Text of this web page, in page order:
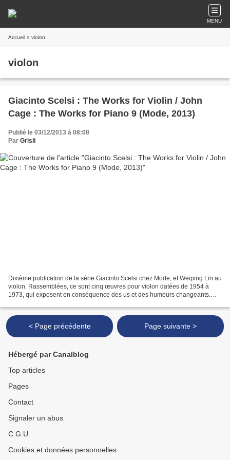
MENU
Accueil » violon
violon
Giacinto Scelsi : The Works for Violin / John
Cage : The Works for Piano 9 (Mode, 2013)
Publié le 03/12/2013 à 08:08
Par Grisli
Dixième publication de la série Giacinto Scelsi chez Mode, et Weiping Lin au
violon. Rassemblées, ce sont cinq œuvres pour violon datées de 1954 à
1973, qui exposent en conséquence des us et des humeurs changeants.
< Page précédente Page suivante >
Hébergé par Canalblog
Top articles
Pages
Contact
Signaler un abus
C.G.U.
Cookies et données personnelles